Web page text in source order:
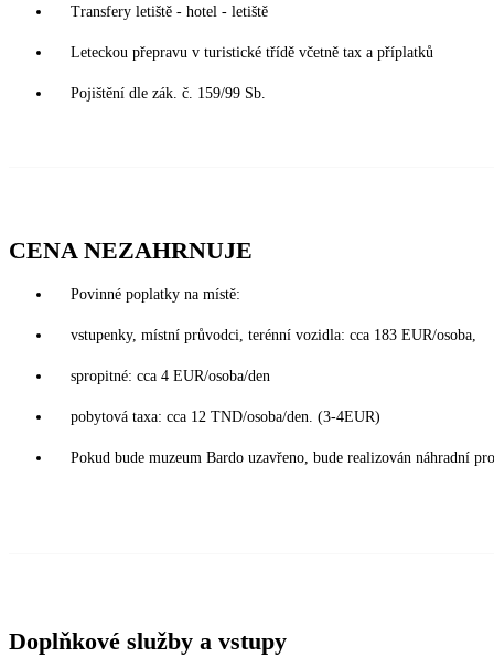
Transfery letiště - hotel - letiště
Leteckou přepravu v turistické třídě včetně tax a příplatků
Pojištění dle zák. č. 159/99 Sb.
CENA NEZAHRNUJE
Povinné poplatky na místě:
vstupenky, místní průvodci, terénní vozidla: cca 183 EUR/osoba,
spropitné: cca 4 EUR/osoba/den
pobytová taxa: cca 12 TND/osoba/den. (3-4EUR)
Pokud bude muzeum Bardo uzavřeno, bude realizován náhradní
Doplňkové služby a vstupy